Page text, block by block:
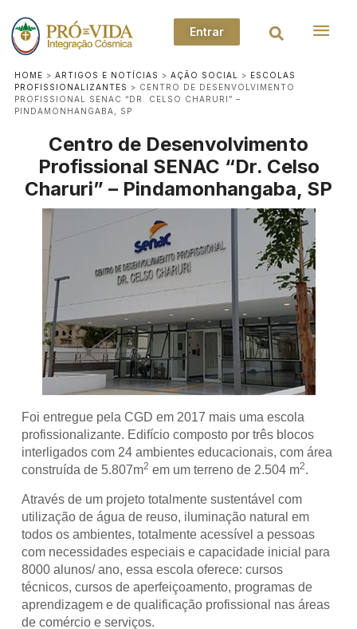
Entrar
HOME > ARTIGOS E NOTÍCIAS > AÇÃO SOCIAL > ESCOLAS
PROFISSIONALIZANTES > CENTRO DE DESENVOLVIMENTO
PROFISSIONAL SENAC “DR. CELSO CHARURI” –
PINDAMONHANGABA, SP
Centro de Desenvolvimento
Profissional SENAC “Dr. Celso
Charuri” – Pindamonhangaba, SP
Foi entregue pela CGD em 2017 mais uma escola
profissionalizante. Edifício composto por três blocos
interligados com 24 ambientes educacionais, com área
construída de 5.807m2 em um terreno de 2.504 m2.
Através de um projeto totalmente sustentável com
utilização de água de reuso, iluminação natural em
todos os ambientes, totalmente acessível a pessoas
com necessidades especiais e capacidade inicial para
8000 alunos/ ano, essa escola oferece: cursos
técnicos, cursos de aperfeiçoamento, programas de
aprendizagem e de qualificação profissional nas áreas
de comércio e serviços.